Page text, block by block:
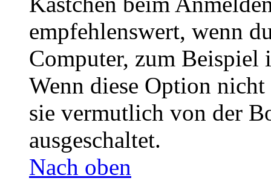
empfehlenswert, wenn
Computer, zum Beispiel
Wenn diese Option
sie vermutlich von der
ausgeschaltet.
Nach oben